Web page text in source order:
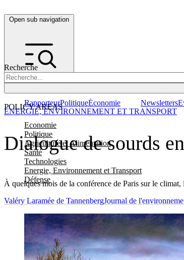
Open sub navigation
Recherche
POLICY AREAS
Economie
Politique
Agriculture et Alimentation
Santé
Technologies
Energie, Environnement et Transport
Défense
RapporteurPolitiqueÉconomie Newsletters
Dialogue de sourds
À quelques mois de la conférence de Paris sur le climat,
ENERGIE, ENVIRONNEMENT ET TRANSPORT
Valéry Laramée de TannenbergJournal de